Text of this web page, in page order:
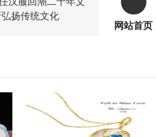
扬传统文化
网站首页